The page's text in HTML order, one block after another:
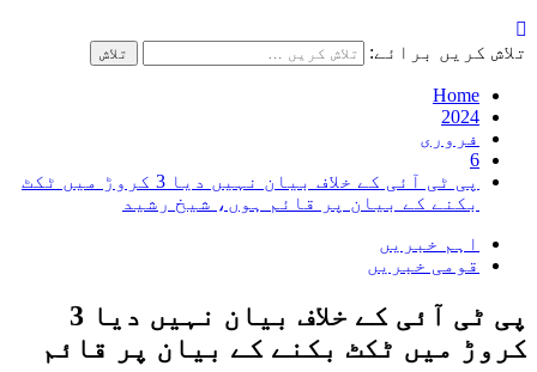
تلاش کریں برائے:
Home
2024
فروری
6
پی ٹی آئی کے خلاف بیان نہیں دیا 3 کروڑ میں ٹکٹ
بکنے کے بیان پر قائم ہوں، شیخ رشید
اہم خبریں
قومی خبریں
پی ٹی آئی کے خلاف بیان نہیں دیا 3
کروڑ میں ٹکٹ بکنے کے بیان پر قائم